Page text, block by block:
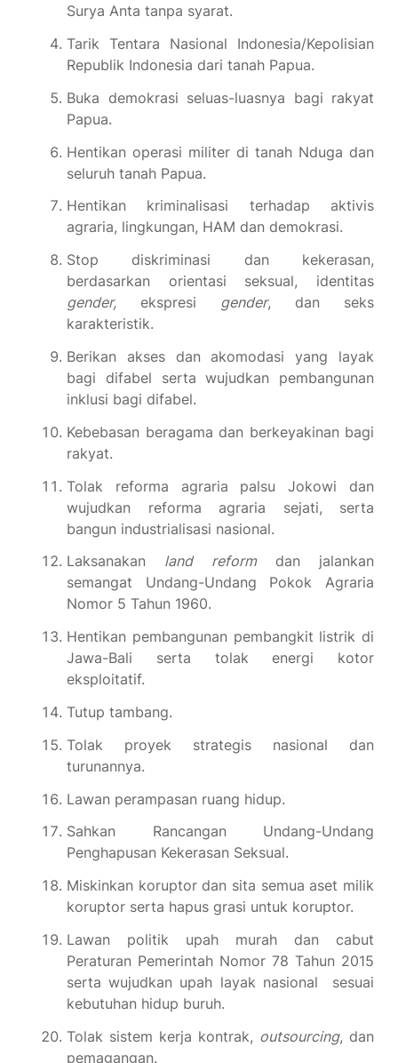
Surya Anta tanpa syarat.
Tarik Tentara Nasional Indonesia/Kepolisian
Republik Indonesia dari tanah Papua.
Buka demokrasi seluas-luasnya bagi rakyat
Papua.
Hentikan operasi militer di tanah Nduga dan
seluruh tanah Papua.
Hentikan kriminalisasi terhadap aktivis
agraria, lingkungan, HAM dan demokrasi.
Stop diskriminasi dan kekerasan,
berdasarkan orientasi seksual, identitas
gender, ekspresi gender, dan seks
karakteristik.
Berikan akses dan akomodasi yang layak
bagi difabel serta wujudkan pembangunan
inklusi bagi difabel.
Kebebasan beragama dan berkeyakinan bagi
rakyat.
Tolak reforma agraria palsu Jokowi dan
wujudkan reforma agraria sejati, serta
bangun industrialisasi nasional.
Laksanakan land reformdan jalankan
semangat Undang-Undang Pokok Agraria
Nomor 5 Tahun 1960.
Hentikan pembangunan pembangkit listrik di
Jawa-Bali serta tolak energi kotor
eksploitatif.
Tutup tambang.
Tolak proyek strategis nasional dan
turunannya.
Lawan perampasan ruang hidup.
Sahkan Rancangan Undang-Undang
Penghapusan Kekerasan Seksual.
Miskinkan koruptor dan sita semua aset milik
koruptor serta hapus grasi untuk koruptor.
Lawan politik upah murah dan cabut
Peraturan Pemerintah Nomor 78 Tahun 2015
serta wujudkan upah layak nasional sesuai
kebutuhan hidup buruh.
Tolak sistem kerja kontrak, outsourcing, dan
pemagangan.